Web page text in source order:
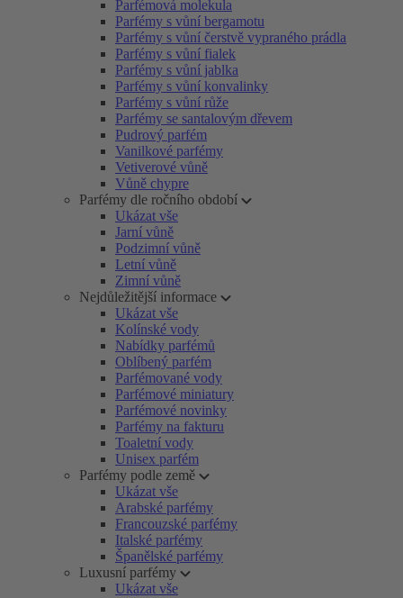
Parfémová molekula
Parfémy s vůní bergamotu
Parfémy s vůní čerstvě vypraného prádla
Parfémy s vůní fialek
Parfémy s vůní jablka
Parfémy s vůní konvalinky
Parfémy s vůní růže
Parfémy se santalovým dřevem
Pudrový parfém
Vanilkové parfémy
Vetiverové vůně
Vůně chypre
Parfémy dle ročního období
Ukázat vše
Jarní vůně
Podzimní vůně
Letní vůně
Zimní vůně
Nejdůležitější informace
Ukázat vše
Kolínské vody
Nabídky parfémů
Oblíbený parfém
Parfémované vody
Parfémové miniatury
Parfémové novinky
Parfémy na fakturu
Toaletní vody
Unisex parfém
Parfémy podle země
Ukázat vše
Arabské parfémy
Francouzské parfémy
Italské parfémy
Španělské parfémy
Luxusní parfémy
Ukázat vše